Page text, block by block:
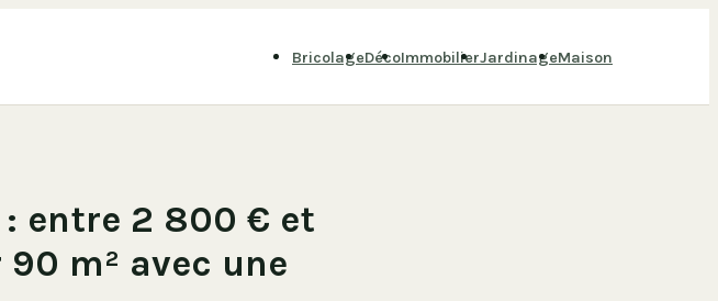
BricolageDécoImmobilierJardinageMaison
entre 2 800 € et
m² avec une